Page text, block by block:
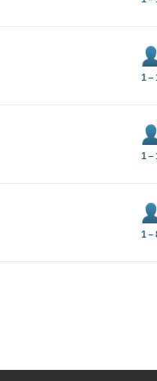
1 –
1 –
1 –